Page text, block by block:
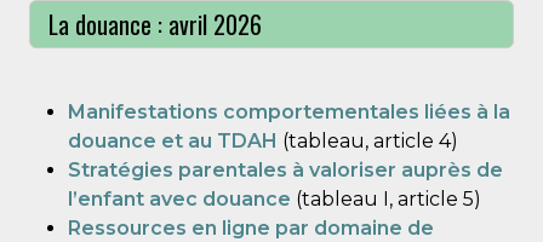
La douance : avril 2026
Manifestations comportementales liées à la
douance et au TDAH (tableau, article 4)
Stratégies parentales à valoriser auprès de
l’enfant avec douance (tableau I, article 5)
Ressources en ligne par domaine de